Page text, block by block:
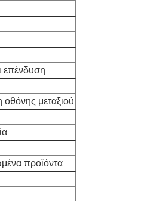
επένδυση
μεταξιού
προϊόντα